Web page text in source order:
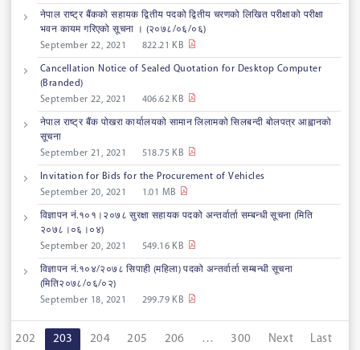
नेपाल राष्ट्र बैंकको सहायक द्वितीय पदको द्वितीय चरणको लिखित परीक्षाको परीक्षा
भवन कायम गरिएको सूचना । (२०७८/०६/०६)
September 22, 2021
822.21 KB
Cancellation Notice of Sealed Quotation for Desktop Computer
(Branded)
September 22, 2021
406.62 KB
नेपाल राष्ट्र बैंक पोखरा कार्यालयको सामान लिलामको सिलबन्दी बोलपत्र आह्वानको
सूचना
September 21, 2021
518.75 KB
Invitation for Bids for the Procurement of Vehicles
September 20, 2021
1.01 MB
विज्ञापन नं.१०१।२०७८ सुरक्षा सहायक पदको अन्तर्वार्ता सम्बन्धी सूचना (मिति
२०७८।०६।०४)
September 20, 2021
549.16 KB
विज्ञापन नं.१०४/२०७८ सिपाही (महिला) पदको अन्तर्वार्ता सम्बन्धी सूचना
(मिति२०७८/०६/०२)
September 18, 2021
299.79 KB
202 203 204 205 206 … 300 Next Last